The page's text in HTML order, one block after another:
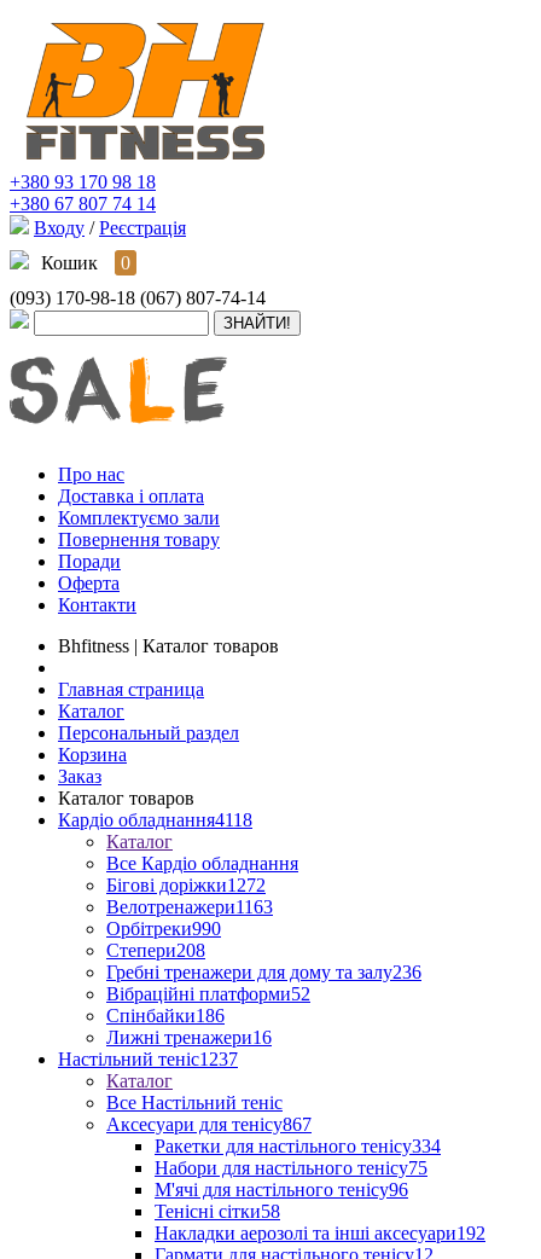
+380 93 170 98 18
+380 67 807 74 14
Входу / Реєстрація
Кошик
0
(093) 170-98-18 (067) 807-74-14
Про нас
Доставка і оплата
Комплектуємо зали
Повернення товару
Поради
Оферта
Контакти
Bhfitness | Каталог товаров
Главная страница
Каталог
Персональный раздел
Корзина
Заказ
Каталог товаров
Кардіо обладнання4118
Каталог
Все Кардіо обладнання
Бігові доріжки1272
Велотренажери1163
Орбітреки990
Степери208
Гребні тренажери для дому та залу236
Вібраційні платформи52
Спінбайки186
Лижні тренажери16
Настільний теніс1237
Каталог
Все Настільний теніс
Аксесуари для тенісу867
Ракетки для настільного тенісу334
Набори для настільного тенісу75
М'ячі для настільного тенісу96
Тенісні сітки58
Накладки аерозолі та інші аксесуари192
Гармати для настільного тенісу12